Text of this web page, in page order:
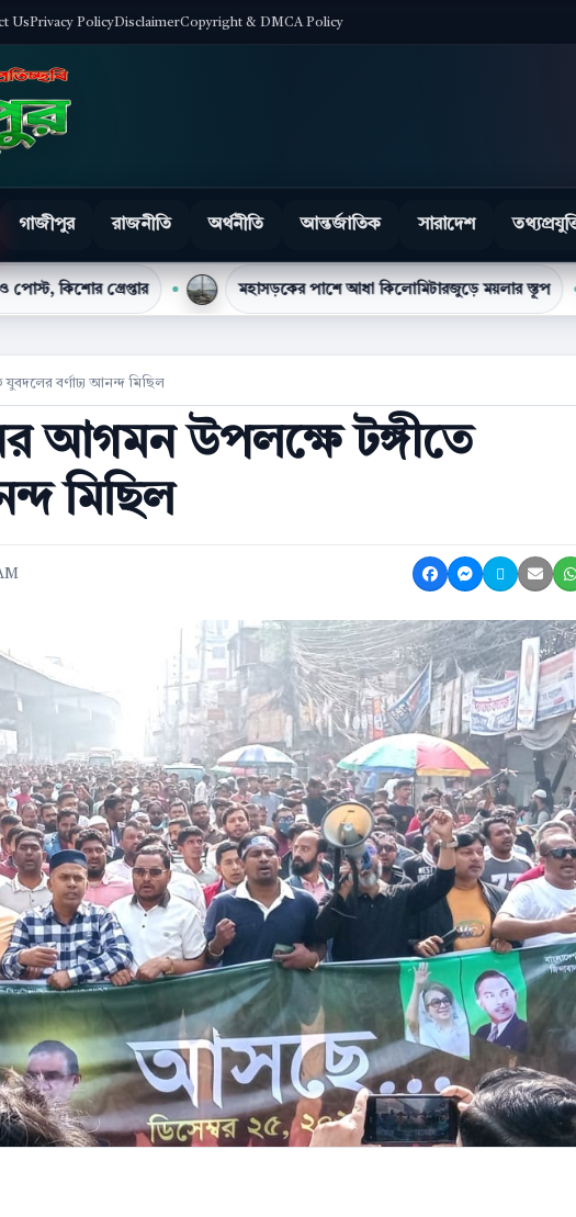
UsPrivacy PolicyDisclaimerCopyright & DMCA Policy
গাজীপুর রাজনীতি অর্থনীতি আন্তর্জাতিক সারাদেশ
মহাসড়কের পাশে আধা কিলোমিটারজুড়ে ময়লার স্তূপ
বর্ণাঢ্য আনন্দ মিছিল
আগমন উপলক্ষে টঙ্গীতে
মিছিল
Share on Facebook
Share onShare on